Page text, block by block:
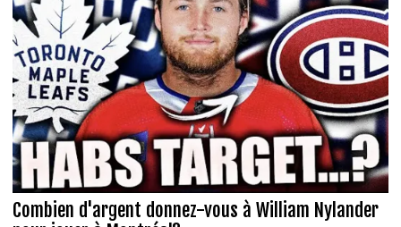
Combien d'argent donnez-vous à William Nylander